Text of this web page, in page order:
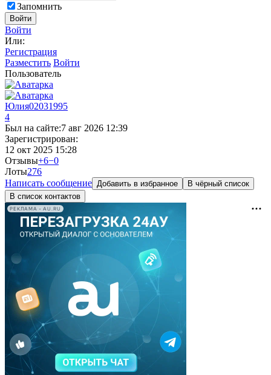
Запомнить
Войти
Войти
Или:
Регистрация
Разместить Войти
Пользователь
Юлия02031995
4
Был на сайте:7 авг 2026 12:39
Зарегистрирован:
12 окт 2025 15:28
Отзывы+6−0
Лоты276
Написать сообщение Добавить в избранное
В чёрный список
В список контактов
РЕКЛАМА • AU.RU